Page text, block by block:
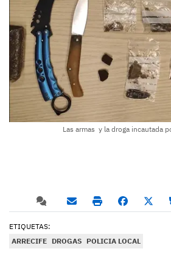
Las armas y la droga incautada
ETIQUETAS:
ARRECIFE DROGAS POLICIA LOCAL